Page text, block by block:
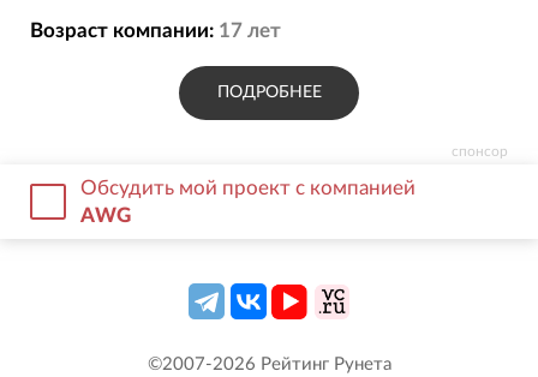
спонсор
Возраст компании: 17 лет
ПОДРОБНЕЕ
Обсудить мой проект с компанией
AWG
©2007-2026 Рейтинг Рунета